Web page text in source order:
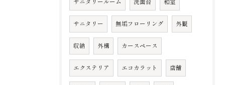
サニタリールーム 洗面台 和室
サニタリー 無垢フローリング 外観
収納 外構 カースペース
エクステリア エコカラット 店舗